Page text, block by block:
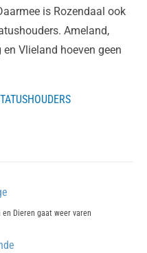
is Rozendaal ook
Ameland,
Vlieland hoeven geen
Dieren gaat weer varen